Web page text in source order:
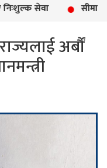
अर्बौं